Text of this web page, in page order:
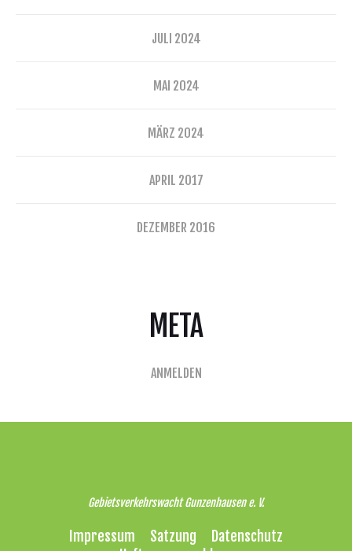
JULI 2024
MAI 2024
MÄRZ 2024
APRIL 2017
DEZEMBER 2016
META
ANMELDEN
Gebietsverkehrswacht Gunzenhausen e. V.
Impressum Satzung
Datenschutz